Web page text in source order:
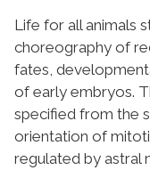
Life for all animals
choreography of
fates,
of early embryos.
specified from the
orientation of
regulated by astral